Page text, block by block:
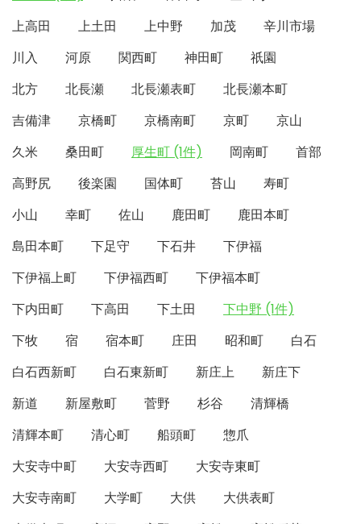
上高田
上土田 上中野 加茂
辛川市場
川入
河原 関西町 神田町
祇園
北方
北長瀬 北長瀬表町
北長瀬本町
吉備津
京橋町 京橋南町 京町
京山
久米
桑田町 厚生町 (1件) 岡南町
首部
高野尻
後楽園 国体町 苔山
寿町
小山
幸町 佐山 鹿田町
鹿田本町
島田本町
下足守 下石井
下伊福
下伊福上町
下伊福西町
下伊福本町
下内田町
下高田 下土田
下中野 (1件)
下牧
宿 宿本町 庄田 昭和町
白石
白石西新町
白石東新町 新庄上
新庄下
新道
新屋敷町 菅野 杉谷
清輝橋
清輝本町
清心町 船頭町
惣爪
大安寺中町
大安寺西町
大安寺東町
大安寺南町
大学町 大供
大供表町